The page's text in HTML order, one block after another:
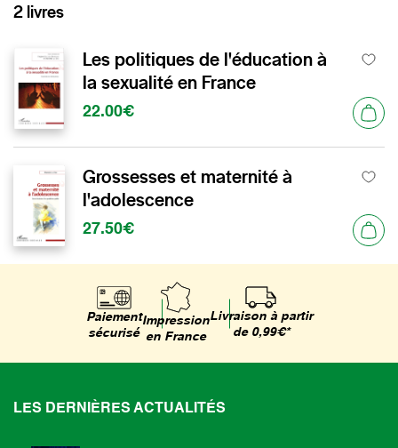
2 livres
Les politiques de l'éducation à
la sexualité en France
22.00€
Grossesses et maternité à
l'adolescence
27.50€
Paiement
sécurisé
Impression
en France
Livraison à partir
de 0,99€*
LES DERNIÈRES ACTUALITÉS